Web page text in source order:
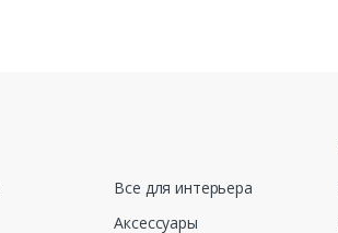
Все для интерьера
Аксессуары